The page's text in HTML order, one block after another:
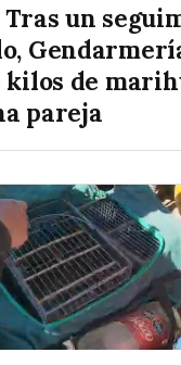
un
kilos de
pareja